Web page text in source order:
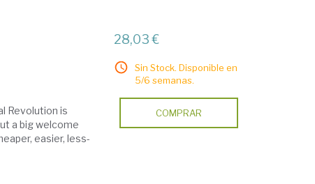
Revolution is
a big welcome
easier, less-
28,03 €
Sin Stock. Disponible en
5/6 semanas.
COMPRAR